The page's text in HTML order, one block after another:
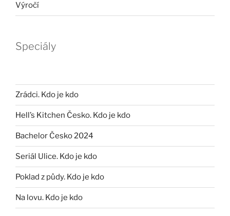
Výročí
Speciály
Zrádci. Kdo je kdo
Hell’s Kitchen Česko. Kdo je kdo
Bachelor Česko 2024
Seriál Ulice. Kdo je kdo
Poklad z půdy. Kdo je kdo
Na lovu. Kdo je kdo